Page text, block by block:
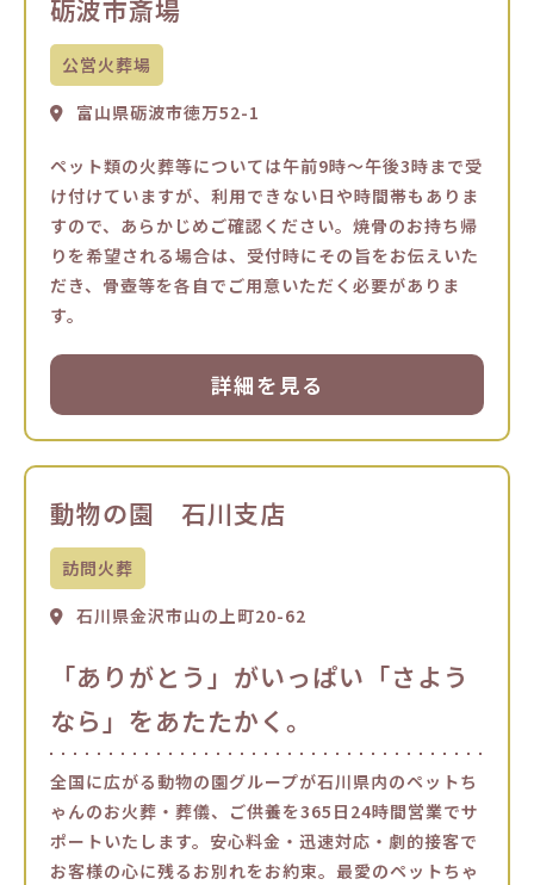
砺波市斎場
公営火葬場
富山県砺波市徳万52-1
ペット類の火葬等については午前9時～午後3時まで受
け付けていますが、利用できない日や時間帯もありま
すので、あらかじめご確認ください。焼骨のお持ち帰
りを希望される場合は、受付時にその旨をお伝えいた
だき、骨壺等を各自でご用意いただく必要がありま
す。
詳細を見る
動物の園 石川支店
訪問火葬
石川県金沢市山の上町20-62
「ありがとう」がいっぱい「さよう
なら」をあたたかく。
全国に広がる動物の園グループが石川県内のペットち
ゃんのお火葬・葬儀、ご供養を365日24時間営業でサ
ポートいたします。安心料金・迅速対応・劇的接客で
お客様の心に残るお別れをお約束。最愛のペットちゃ